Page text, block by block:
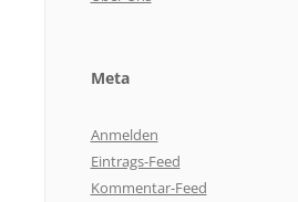
Meta
Anmelden
Eintrags-Feed
Kommentar-Feed